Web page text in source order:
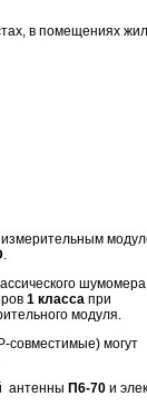
в помещениях
.
1 класса при
модуля.
совместимые) могут
антенны П6-70 и